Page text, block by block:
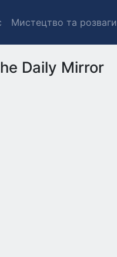
Мистецтво та розваги
Daily Mirror